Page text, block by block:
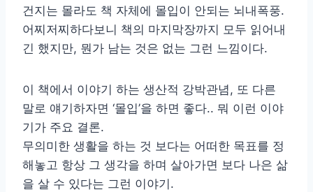
건지는 몰라도 책 자체에 몰입이 안되는 뇌내폭풍.
어찌저찌하다보니 책의 마지막장까지 모두 읽어내
긴 했지만, 뭔가 남는 것은 없는 그런 느낌이다.
이 책에서 이야기 하는 생산적 강박관념, 또 다른
말로 얘기하자면 ‘몰입’을 하면 좋다.. 뭐 이런 이야
기가 주요 결론.
무의미한 생활을 하는 것 보다는 어떠한 목표를 정
해놓고 항상 그 생각을 하며 살아가면 보다 나은 삶
을 살 수 있다는 그런 이야기.